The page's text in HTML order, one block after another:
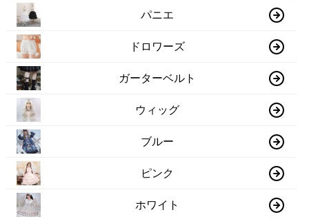
パニエ
ドロワーズ
ガーターベルト
ウィッグ
ブルー
ピンク
ホワイト